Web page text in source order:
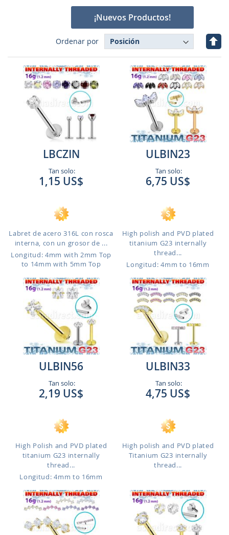
¡Nuevos Productos!
Ordenar por
Fijar
LBCZIN
Tan solo:
1,15 US$
Labret de acero 316L con rosca
interna, con un grosor de ...
Longitud: 4mm with 2mm Top
to 14mm with 5mm Top
ULBIN23
Tan solo:
6,75 US$
High polish and PVD plated
titanium G23 internally
thread...
Longitud: 4mm to 16mm
ULBIN56
Tan solo:
2,19 US$
High Polish and PVD plated
titanium G23 internally
thread...
Longitud: 4mm to 16mm
ULBIN33
Tan solo:
4,75 US$
High polish and PVD plated
Titanium G23 internally
thread...